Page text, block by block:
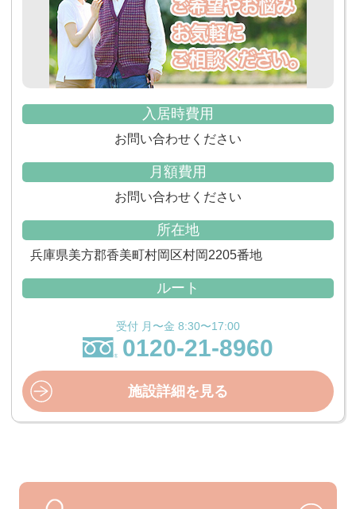
入居時費用
お問い合わせください
月額費用
お問い合わせください
所在地
兵庫県美方郡香美町村岡区村岡2205番地
ルート
受付 月〜金 8:30〜17:00
0120-21-8960
施設詳細を見る